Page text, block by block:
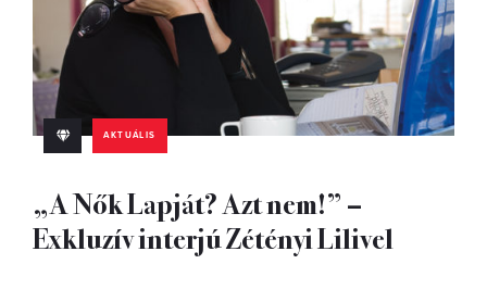
AKTUÁLIS
„A Nők Lapját? Azt nem!” –
Exkluzív interjú Zétényi Lilivel